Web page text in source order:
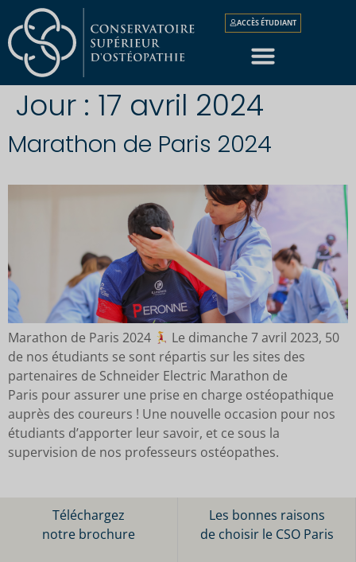
ACCÈS ÉTUDIANT
Jour : 17 avril 2024
Marathon de Paris 2024
Marathon de Paris 2024
Le dimanche 7 avril 2023, 50
de nos étudiants se sont répartis sur les sites des
partenaires de Schneider Electric Marathon de
Paris pour assurer une prise en charge ostéopathique
auprès des coureurs ! Une nouvelle occasion pour nos
étudiants d’apporter leur savoir, et ce sous la
supervision de nos professeurs ostéopathes.
Téléchargez
notre brochure
Les bonnes raisons
de choisir le CSO Paris